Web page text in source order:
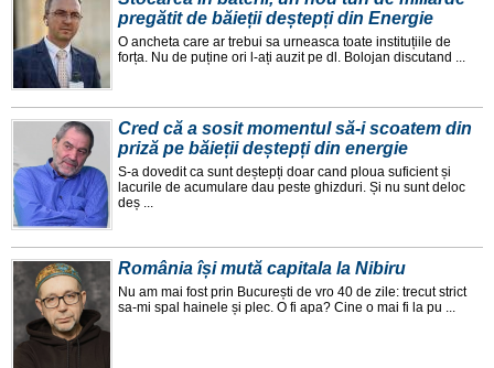
pregătit de băieții deștepți din Energie
O ancheta care ar trebui sa urneasca toate instituțiile de
forța. Nu de puține ori l-ați auzit pe dl. Bolojan discutand ...
Cred că a sosit momentul să-i scoatem din
priză pe băieții deștepți din energie
S-a dovedit ca sunt deștepți doar cand ploua suficient și
lacurile de acumulare dau peste ghizduri. Și nu sunt deloc
deș ...
România își mută capitala la Nibiru
Nu am mai fost prin București de vro 40 de zile: trecut strict
sa-mi spal hainele și plec. O fi apa? Cine o mai fi la pu ...